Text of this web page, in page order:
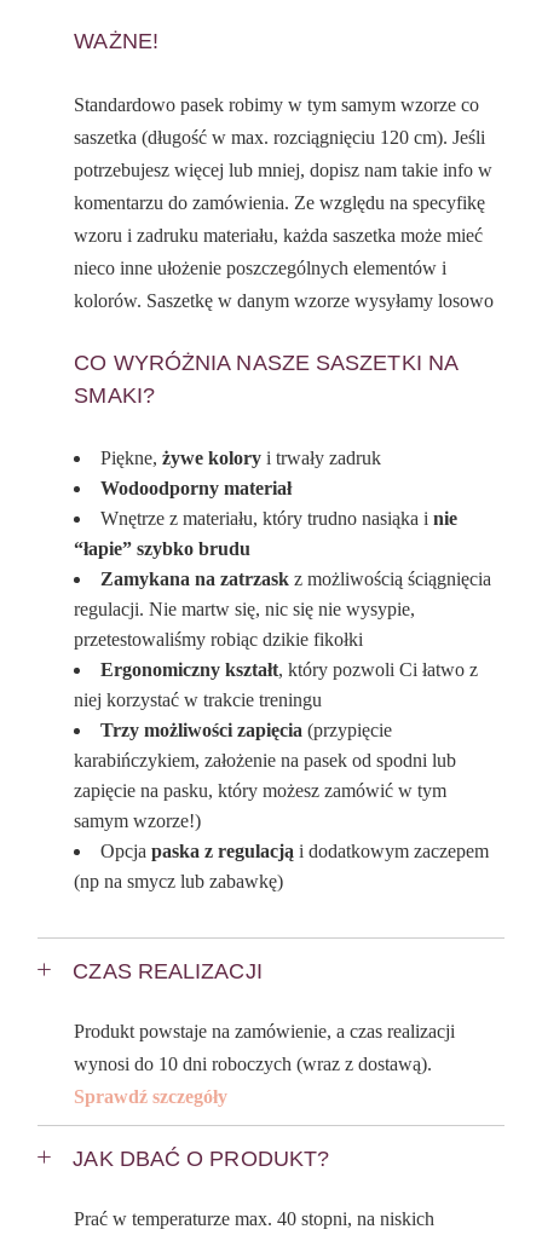
WAŻNE!
Standardowo pasek robimy w tym samym wzorze co
saszetka (długość w max. rozciągnięciu 120 cm). Jeśli
potrzebujesz więcej lub mniej, dopisz nam takie info w
komentarzu do zamówienia. Ze względu na specyfikę
wzoru i zadruku materiału, każda saszetka może mieć
nieco inne ułożenie poszczególnych elementów i
kolorów. Saszetkę w danym wzorze wysyłamy losowo
CO WYRÓŻNIA NASZE SASZETKI NA
SMAKI?
Piękne,żywe kolory i trwały zadruk
Wodoodporny materiał
Wnętrze z materiału, który trudno nasiąka i nie
“łapie” szybko brudu
Zamykana na zatrzask z możliwością ściągnięcia
regulacji. Nie martw się, nic się nie wysypie,
przetestowaliśmy robiąc dzikie fikołki
Ergonomiczny kształt, który pozwoli Ci łatwo z
niej korzystać w trakcie treningu
Trzy możliwości zapięcia (przypięcie
karabińczykiem, założenie na pasek od spodni lub
zapięcie na pasku, który możesz zamówić w tym
samym wzorze!)
Opcja paska z regulacją i dodatkowym zaczepem
(np na smycz lub zabawkę)
CZAS REALIZACJI
Produkt powstaje na zamówienie, a czas realizacji
wynosi do 10 dni roboczych (wraz z dostawą).
Sprawdź szczegóły
JAK DBAĆ O PRODUKT?
Prać w temperaturze max. 40 stopni, na niskich